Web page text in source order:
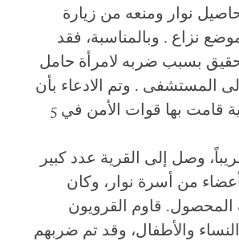
نوار ومنعه من زيارة
نزاع . وبالمناسبة، فقد
بسبب ضربه لامرأة حامل
المستشفى . وتم الادعاء بأن
حادثة الضرب وقعت خلال غارة مشابهة على القرية قامت بها قوات الأمن في 5
وصل إلى القرية عدد كبير
من أسرة نوار، وكان
قاوم القرويون
والأطفال، وقد تم ضربهم